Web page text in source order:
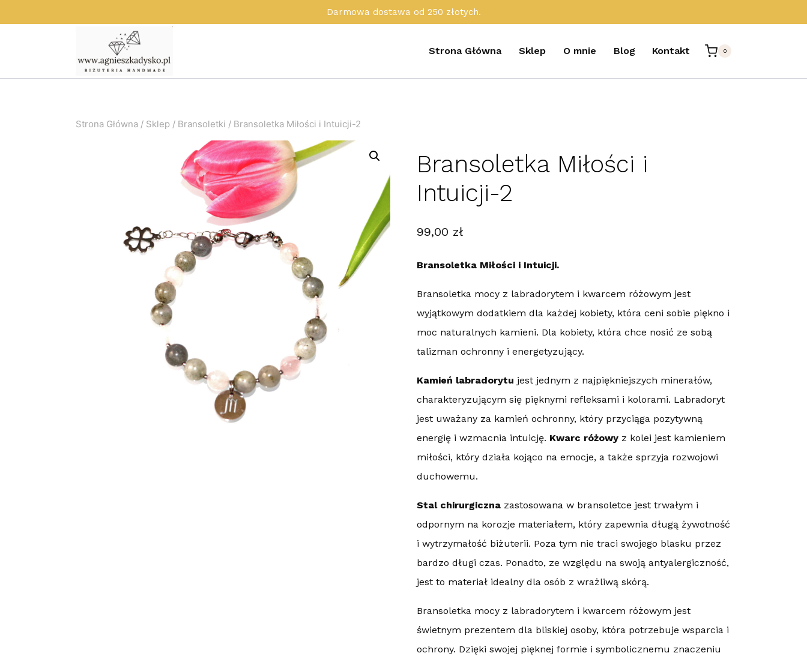
do
Darmowa dostawa od 250 złotych.
Strona Główna Sklep O mnie Blog Kontakt 0
Strona Główna / Sklep / Bransoletki / Bransoletka Miłości i Intuicji-2
Bransoletka Miłości i
Intuicji-2
99,00 zł
Bransoletka Miłości i Intuicji.
Bransoletka mocy z labradorytem i kwarcem różowym jest
wyjątkowym dodatkiem dla każdej kobiety, która ceni sobie piękno i
moc naturalnych kamieni. Dla kobiety, która chce nosić ze sobą
talizman ochronny i energetyzujący.
Kamień labradorytu jest jednym z najpiękniejszych minerałów,
charakteryzującym się pięknymi refleksami i kolorami. Labradoryt
jest uważany za kamień ochronny, który przyciąga pozytywną
energię i wzmacnia intuicję. Kwarc różowyz kolei jest kamieniem
miłości, który działa kojąco na emocje, a także sprzyja rozwojowi
duchowemu.
Stal chirurgiczna zastosowana w bransoletce jest trwałym i
odpornym na korozje materiałem, który zapewnia długą żywotność
i wytrzymałość biżuterii. Poza tym nie traci swojego blasku przez
bardzo długi czas. Ponadto, ze względu na swoją antyalergiczność,
jest to materiał idealny dla osób z wrażliwą skórą.
Bransoletka mocy z labradorytem i kwarcem różowym jest
świetnym prezentem dla bliskiej osoby, która potrzebuje wsparcia i
ochrony. Dzięki swojej pięknej formie i symbolicznemu znaczeniu